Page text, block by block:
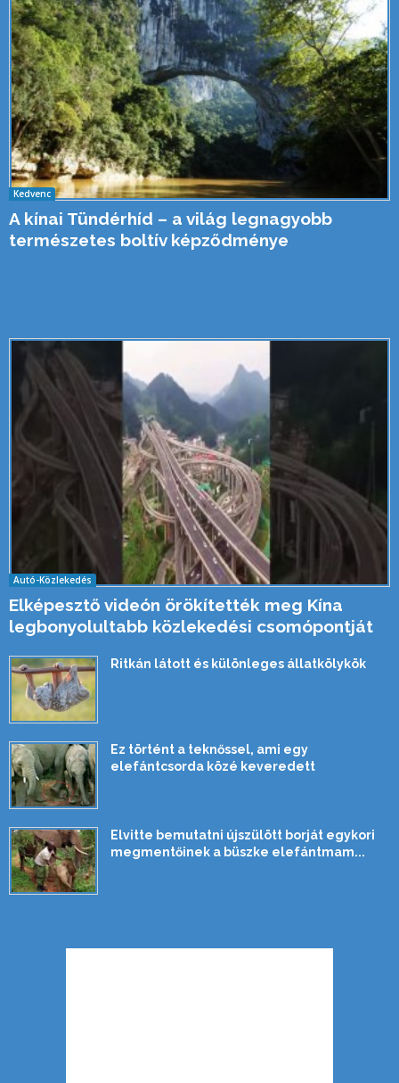
Kedvenc
A kínai Tündérhíd – a világ legnagyobb
természetes boltív képződménye
Autó-Közlekedés
Elképesztő videón örökítették meg Kína
legbonyolultabb közlekedési csomópontját
Ritkán látott és különleges állatkölykök
Ez történt a teknőssel, ami egy
elefántcsorda közé keveredett
Elvitte bemutatni újszülött borját egykori
megmentőinek a büszke elefántmam...